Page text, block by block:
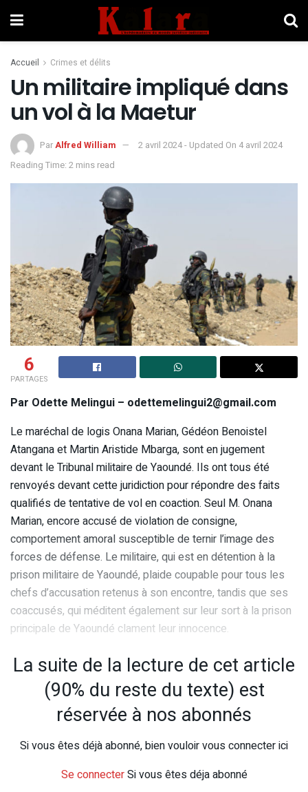
Accueil Crimes et délits
Un militaire impliqué dans
un vol à la Maetur
ParAlfred William
2 avril 2024 - Updated On 4 avril 2024
Reading Time: 2 mins read
6
PARTAGES
Par Odette Melingui – odettemelingui2@gmail.com
Le maréchal de logis Onana Marian, Gédéon Benoistel
Atangana et Martin Aristide Mbarga, sont en jugement
devant le Tribunal militaire de Yaoundé. Ils ont tous été
renvoyés devant cette juridiction pour répondre des faits
qualifiés de tentative de vol en coaction. Seul M. Onana
Marian, encore accusé de violation de consigne,
comportement amoral susceptible de ternir l’image des
forces de défense. Le militaire, qui est en détention à la
prison militaire de Yaoundé, plaide coupable pour tous les
chefs d’accusation retenus à son encontre, tandis que ses
coaccusés, qui méditent également sur leur sort à la prison
principale de Yaoundé clament leur innocence.
La suite de la lecture de cet article
(90% du reste du texte) est
réservée à nos abonnés
Si vous êtes déjà abonné, bien vouloir vous connecter ici
Se connecterSi vous êtes déja abonné